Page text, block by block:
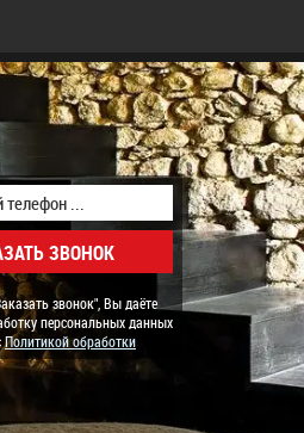
звонок", Вы даёте
персональных данных
Политикой обработки